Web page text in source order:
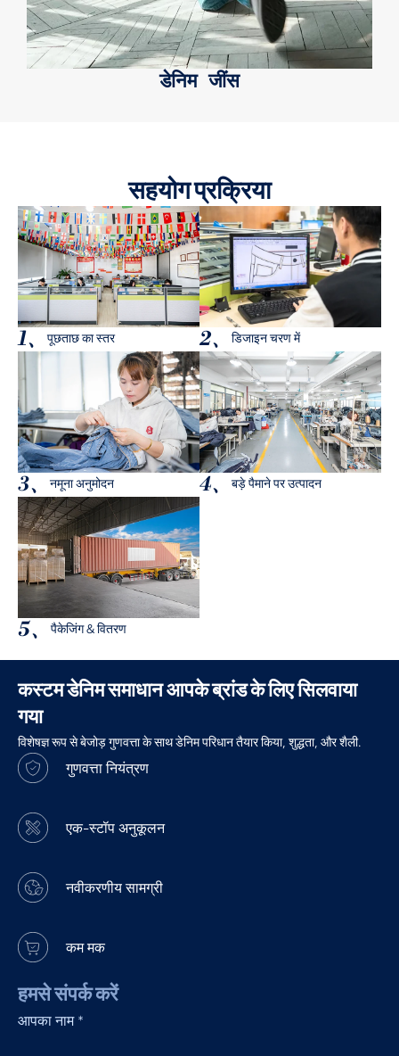
डेनिम जींस
सहयोग प्रक्रिया
1、 पूछताछ का स्तर 2、 डिजाइन चरण में
3、 नमूना अनुमोदन 4、 बड़े पैमाने पर उत्पादन
5、 पैकेजिंग & वितरण
कस्टम डेनिम समाधान आपके ब्रांड के लिए सिलवाया
गया
विशेषज्ञ रूप से बेजोड़ गुणवत्ता के साथ डेनिम परिधान तैयार किया, शुद्धता, और शैली.
गुणवत्ता नियंत्रण
एक-स्टॉप अनुकूलन
नवीकरणीय सामग्री
कम मक
हमसे संपर्क करें
आपका नाम *